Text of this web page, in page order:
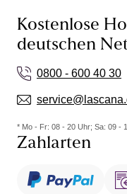
Kostenlose
deutschen
0800 - 600 40 30
* Mo - Fr: 08 - 20 Uhr; Sa: 09 -
Zahlarten